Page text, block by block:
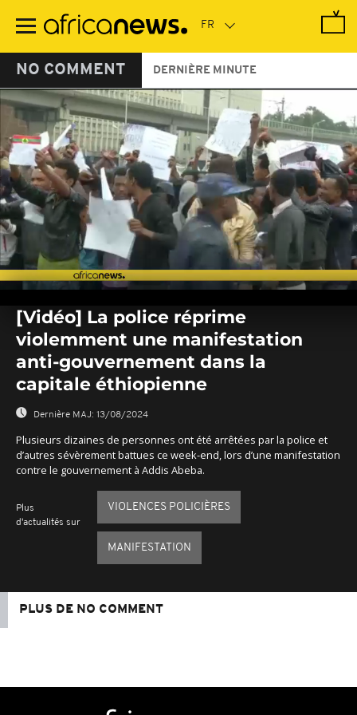
contenu
NO COMMENT DERNIÈRE MINUTE
seconds
seconds
[Vidéo] La police réprime
violemment une manifestation
anti-gouvernement dans la
capitale éthiopienne
Dernière MAJ: 13/08/2024
Plusieurs dizaines de personnes ont été arrêtées par la police et
d’autres sévèrement battues ce week-end, lors d’une manifestation
contre le gouvernement à Addis Abeba.
Plus
d'actualités sur
VIOLENCES POLICIÈRES
MANIFESTATION
PLUS DE NO COMMENT